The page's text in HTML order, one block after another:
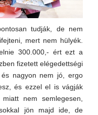
tudják, de nem
mert nem hülyék.
300.000,- ért ezt a
fizetett elégedettségi
nagyon nem jó, ergo
és ezzel el is vágják
nem semlegesen,
jön majd ide, de